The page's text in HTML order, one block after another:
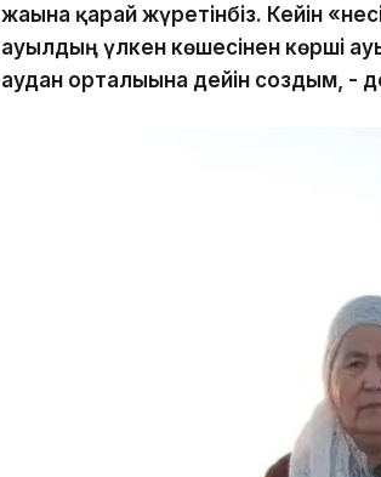
жағына қарай жүретінбіз. Кейін
ауылдың үлкен көшесінен көрші
аудан орталығына дейін создым, -